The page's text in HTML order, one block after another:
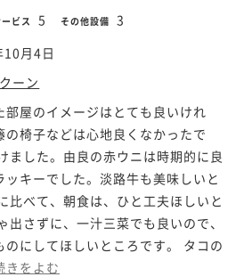
ビス 5 その他設備 3
月4日
ーン
部屋のイメージはとても良いけれ
の椅子などは心地良くなかったで
ました。由良の赤ウニは時期的に良
キーでした。淡路牛も美味しいと
比べて、朝食は、ひと工夫ほしいと
出さずに、一汁三菜でも良いので、
にしてほしいところです。 タコの
きをよむ